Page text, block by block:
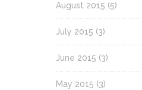
August 2015 (5)
July 2015 (3)
June 2015 (3)
May 2015 (3)